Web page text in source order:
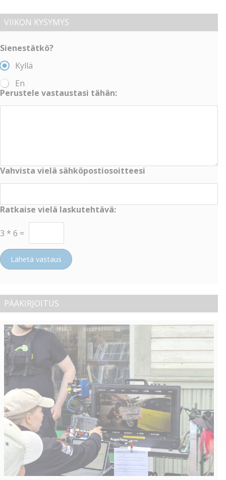
VIIKON KYSYMYS
Sienestätkö?
Kyllä
En
Perustele vastaustasi tähän:
Vahvista vielä sähköpostiosoitteesi
Ratkaise vielä laskutehtävä:
3 * 6 =
Lähetä vastaus
PÄÄKIRJOITUS